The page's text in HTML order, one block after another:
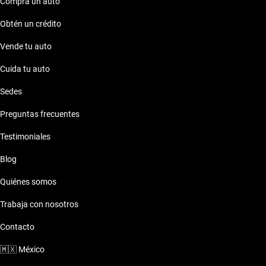
Obtén un crédito
Vende tu auto
Cuida tu auto
Sedes
Preguntas frecuentes
Testimoniales
Blog
Quiénes somos
Trabaja con nosotros
Contacto
🇲🇽 México